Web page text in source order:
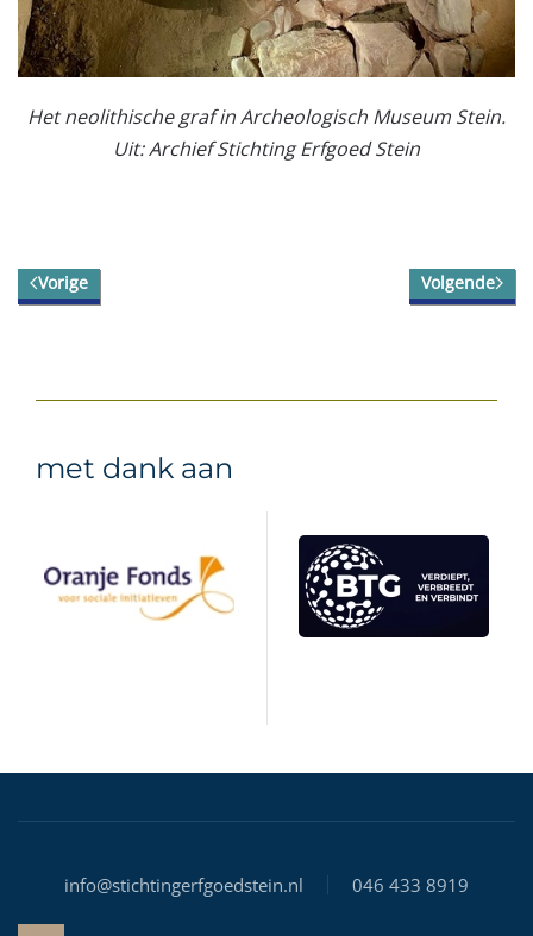
Het neolithische graf in Archeologisch Museum Stein.
Uit: Archief Stichting Erfgoed Stein
Vorige Volgende
met dank aan
info@stichtingerfgoedstein.nl 046 433 8919